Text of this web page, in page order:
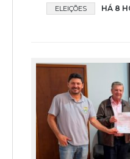
ELEIÇÕES HÁ 8